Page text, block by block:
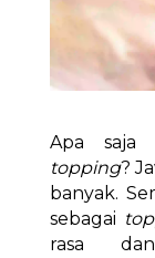
Apa saja
topping?
banyak.
sebagai
rasa